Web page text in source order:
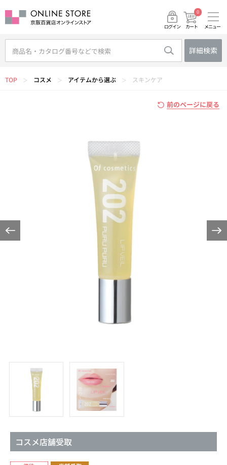
ログイン カート
0
メニュー
詳細検索
TOP ＞ コスメ ＞ アイテムから選ぶ ＞ スキンケア
前のページに戻る
コスメ店舗受取